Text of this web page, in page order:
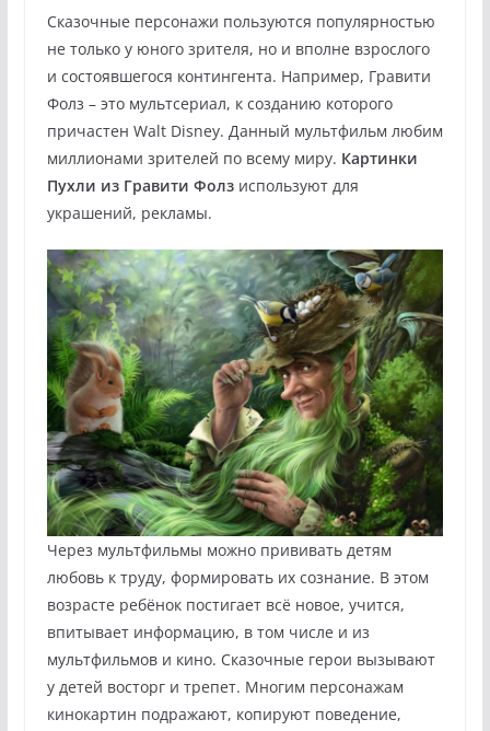
Сказочные персонажи пользуются популярностью
не только у юного зрителя, но и вполне взрослого
и состоявшегося контингента. Например, Гравити
Фолз – это мультсериал, к созданию которого
причастен Walt Disney. Данный мультфильм любим
миллионами зрителей по всему миру. Картинки
Пухли из Гравити Фолзиспользуют для
украшений, рекламы.
Через мультфильмы можно прививать детям
любовь к труду, формировать их сознание. В этом
возрасте ребёнок постигает всё новое, учится,
впитывает информацию, в том числе и из
мультфильмов и кино. Сказочные герои вызывают
у детей восторг и трепет. Многим персонажам
кинокартин подражают, копируют поведение,